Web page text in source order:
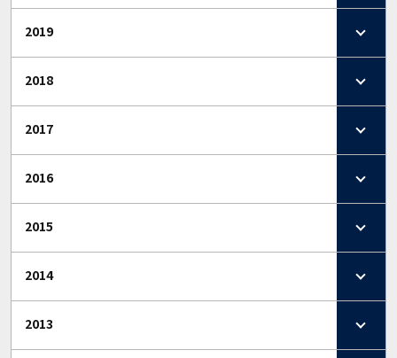
2019
2018
2017
2016
2015
2014
2013